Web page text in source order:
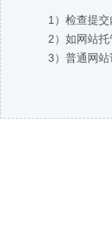
1）检查提交
2）如网站托
3）普通网站